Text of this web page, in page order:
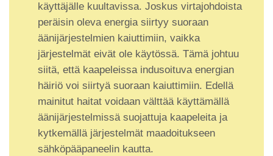
käyttäjälle kuultavissa. Joskus virtajohdoista
peräisin oleva energia siirtyy suoraan
äänijärjestelmien kaiuttimiin, vaikka
järjestelmät eivät ole käytössä. Tämä johtuu
siitä, että kaapeleissa indusoituva energian
häiriö voi siirtyä suoraan kaiuttimiin. Edellä
mainitut haitat voidaan välttää käyttämällä
äänijärjestelmissä suojattuja kaapeleita ja
kytkemällä järjestelmät maadoitukseen
sähköpääpaneelin kautta.